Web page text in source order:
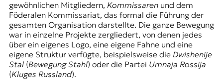
gewöhnlichen Mitgliedern, Kommissarenund dem
Föderalen Kommissariat, das formal die Führung der
gesamten Organisation darstellte. Die ganze Bewegung
war in einzelne Projekte zergliedert, von denen jedes
über ein eigenes Logo, eine eigene Fahne und eine
eigene Struktur verfügte, beispielsweise die Dwishenije
Stal(Bewegung Stahl) oder die Partei Umnaja Rossija
(Kluges Russland).